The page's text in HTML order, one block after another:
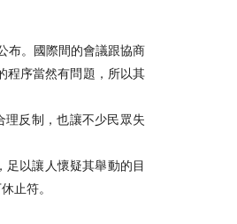
布。國際間的會議跟協商
程序當然有問題，所以其
反制，也讓不少民眾失
以讓人懷疑其舉動的目
止符。